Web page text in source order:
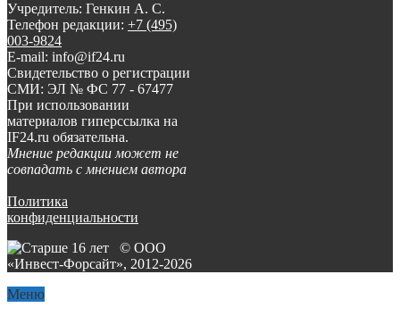
Учредитель: Генкин А. С.
Телефон редакции: +7 (495)
003-9824
E-mail: info@if24.ru
Свидетельство о регистрации
СМИ: ЭЛ № ФС 77 - 67477
При использовании
материалов гиперссылка на
IF24.ru обязательна.
Мнение редакции может не
совпадать с мнением автора
Политика
конфиденциальности
© ООО
«Инвест-Форсайт», 2012-2026
Меню